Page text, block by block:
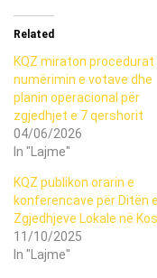
Related
KQZ miraton procedurat
numërimin e votave dhe
planin operacional për
zgjedhjet e 7 qershorit
04/06/2026
In "Lajme"
KQZ publikon orarin e
konferencave për Ditën e
Zgjedhjeve Lokale në
11/10/2025
In "Lajme"